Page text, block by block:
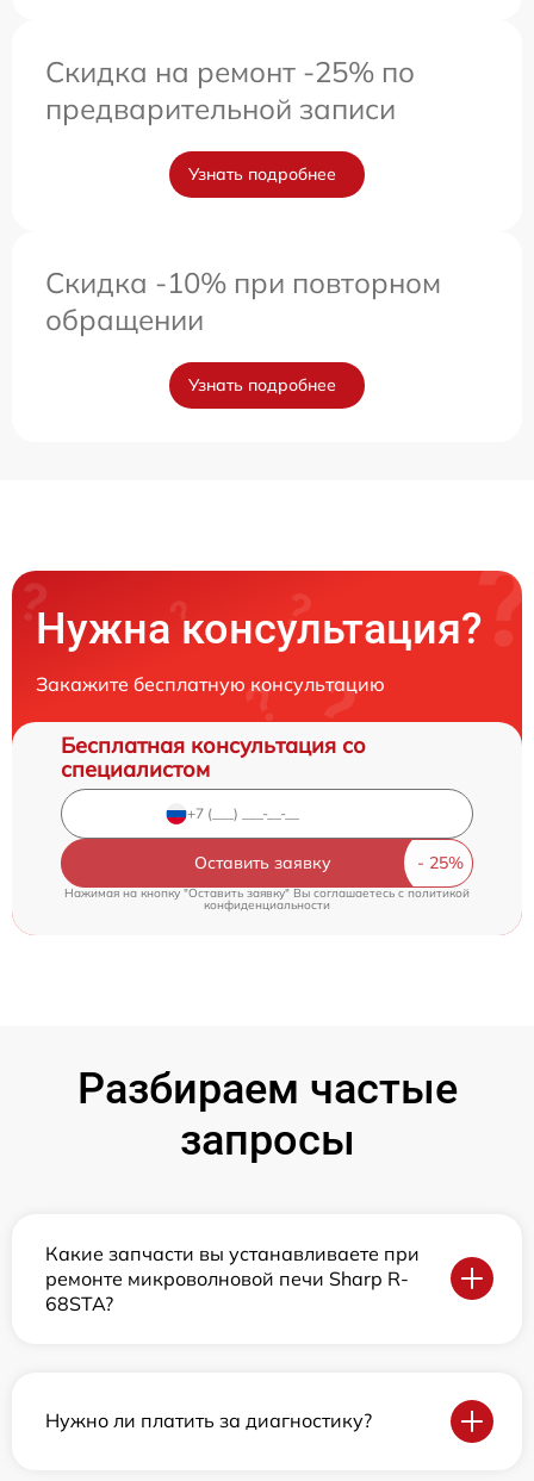
Скидка на ремонт -25% по
предварительной записи
Узнать подробнее
Скидка -10% при повторном
обращении
Узнать подробнее
Нужна консультация?
Закажите бесплатную консультацию
Бесплатная консультация со
специалистом
Оставить заявку
Нажимая на кнопку "Оставить заявку" Вы соглашаетесь cполитикой
конфиденциальности
Разбираем частые
запросы
Какие запчасти вы устанавливаете при
ремонте микроволновой печи Sharp R-
68STA?
Нужно ли платить за диагностику?